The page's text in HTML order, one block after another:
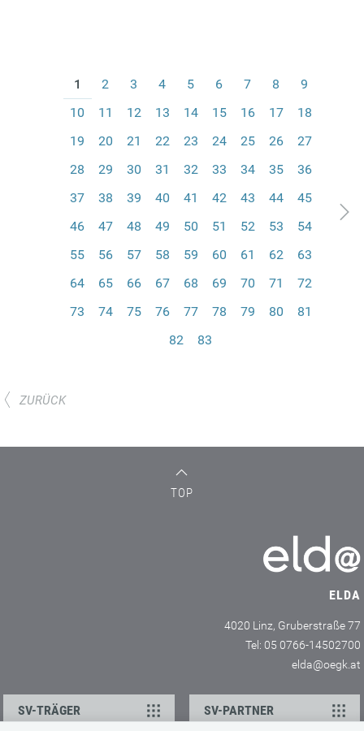
1 2 3 4 5 6 7 8
9
10
11 12 13 14 15 16 17
18
19
20 21 22 23 24 25 26
27
28
29 30 31 32 33 34 35
36
37
38 39 40 41 42 43 44
45
46
47 48 49 50 51 52 53
54
55
56 57 58 59 60 61 62
63
64
65 66 67 68 69 70 71
72
73
74 75 76 77 78 79 80
81
82
83
ZURÜCK
TOP
ELDA
4020 Linz, Gruberstraße 77
Tel: 05 0766-14502700
elda@oegk.at
SV-TRÄGER SV-PARTNER